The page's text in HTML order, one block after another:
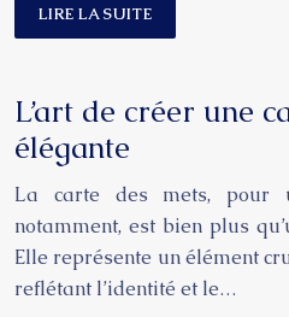
LIRE LA SUITE
L’art de créer une
élégante
La carte des mets, pour
notamment, est bien plus
Elle représente un élément
reflétant l’identité et le…